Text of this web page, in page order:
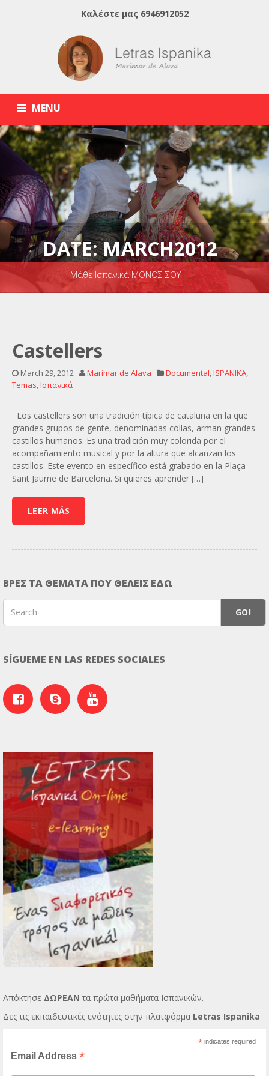
Καλέστε μας 6946912052
MENU
HOME ABOUT MARIMAR ΙΣΠΑΝΙΚΑ ONLINE BLOG
ΙΔΙΑΙΤΕΡΑ ΜΑΘΗΜΑΤΑ ΙΣΠΑΝΙΚΩΝ
DATE: MARCH2012
Μάθε Ισπανικά ΜΟΝΟΣ ΣΟΥ
Castellers
March 29, 2012 Marimar de Alava Documental,ISPANIKA,
Temas,Ισπανικά
Los castellers son una tradición típica de cataluña en la que
grandes grupos de gente, denominadas collas, arman grandes
castillos humanos. Es una tradición muy colorida por el
acompañamiento musical y por la altura que alcanzan los
castillos. Este evento en específico está grabado en la Plaça
Sant Jaume de Barcelona. Si quieres aprender […]
LEER MÁS
ΒΡΕΣ ΤΑ ΘΕΜΑΤΑ ΠΟΥ ΘΕΛΕΙΣ ΕΔΩ
GO!
SÍGUEME EN LAS REDES SOCIALES
Απόκτησε ΔΩΡΕΑΝ τα πρώτα μαθήματα Ισπανικών.
Δες τις εκπαιδευτικές ενότητες στην πλατφόρμα Letras Ispanika
* indicates required
Email Address*